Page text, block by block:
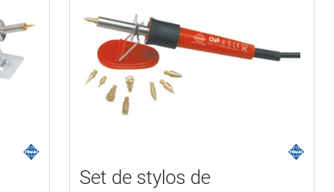
Set de stylos de